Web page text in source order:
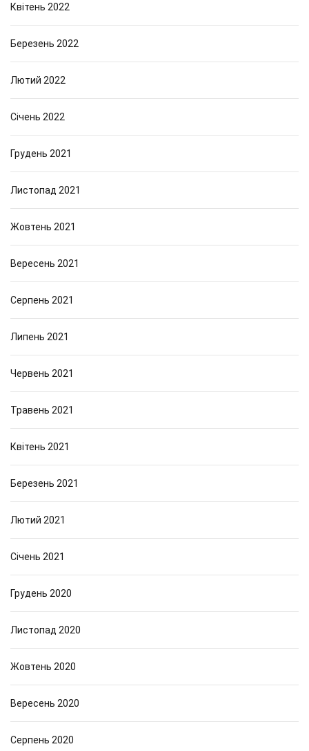
Квітень 2022
Березень 2022
Лютий 2022
Січень 2022
Грудень 2021
Листопад 2021
Жовтень 2021
Вересень 2021
Серпень 2021
Липень 2021
Червень 2021
Травень 2021
Квітень 2021
Березень 2021
Лютий 2021
Січень 2021
Грудень 2020
Листопад 2020
Жовтень 2020
Вересень 2020
Серпень 2020